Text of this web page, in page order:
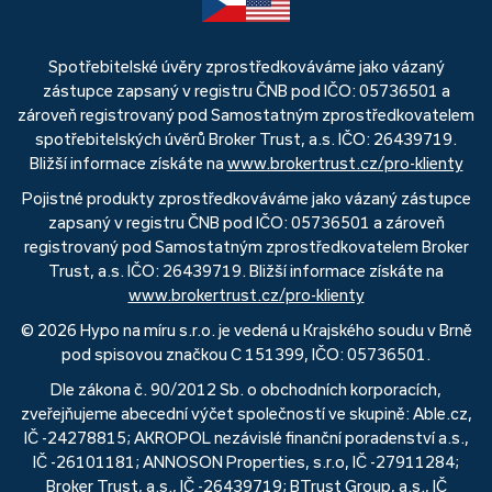
Spotřebitelské úvěry zprostředkováváme jako vázaný
zástupce zapsaný v registru ČNB pod IČO: 05736501 a
zároveň registrovaný pod Samostatným zprostředkovatelem
spotřebitelských úvěrů Broker Trust, a.s. IČO: 26439719.
Bližší informace získáte na www.brokertrust.cz/pro-klienty
Pojistné produkty zprostředkováváme jako vázaný zástupce
zapsaný v registru ČNB pod IČO: 05736501 a zároveň
registrovaný pod Samostatným zprostředkovatelem Broker
Trust, a.s. IČO: 26439719. Bližší informace získáte na
www.brokertrust.cz/pro-klienty
© 2026 Hypo na míru s.r.o. je vedená u Krajského soudu v Brně
pod spisovou značkou C 151399, IČO: 05736501.
Dle zákona č. 90/2012 Sb. o obchodních korporacích,
zveřejňujeme abecední výčet společností ve skupině: Able.cz,
IČ -24278815; AKROPOL nezávislé finanční poradenství a.s.,
IČ -26101181; ANNOSON Properties, s.r.o, IČ -27911284;
Broker Trust, a.s., IČ -26439719; BTrust Group, a.s., IČ